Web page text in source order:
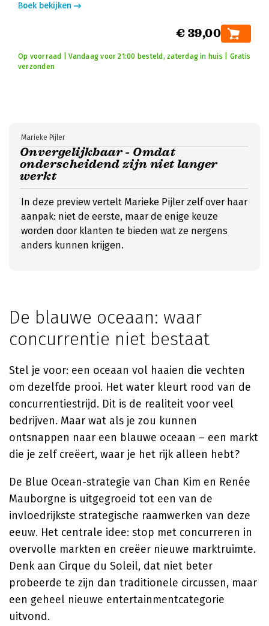
Boek bekijken
€ 39,00
Op voorraad | Vandaag voor 21:00 besteld, zaterdag in huis | Gratis
verzonden
Onvergelijkbaar - Omdat
onderscheidend zijn niet langer
werkt
Marieke Pijler
In deze preview vertelt Marieke Pijler zelf over haar
aanpak: niet de eerste, maar de enige keuze
worden door klanten te bieden wat ze nergens
anders kunnen krijgen.
De blauwe oceaan: waar
concurrentie niet bestaat
Stel je voor: een oceaan vol haaien die vechten
om dezelfde prooi. Het water kleurt rood van de
concurrentiestrijd. Dit is de realiteit voor veel
bedrijven. Maar wat als je zou kunnen
ontsnappen naar een blauwe oceaan – een markt
die je zelf creëert, waar je het rijk alleen hebt?
De Blue Ocean-strategie van Chan Kim en Renée
Mauborgne is uitgegroeid tot een van de
invloedrijkste strategische raamwerken van deze
eeuw. Het centrale idee: stop met concurreren in
overvolle markten en creëer nieuwe marktruimte.
Denk aan Cirque du Soleil, dat niet beter
probeerde te zijn dan traditionele circussen, maar
een geheel nieuwe entertainmentcategorie
uitvond.